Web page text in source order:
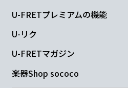
U-FRETプレミアムの機能
U-リク
U-FRETマガジン
楽器Shop sococo